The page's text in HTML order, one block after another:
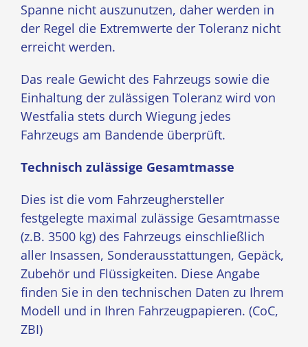
Spanne nicht auszunutzen, daher werden in
der Regel die Extremwerte der Toleranz nicht
erreicht werden.
Das reale Gewicht des Fahrzeugs sowie die
Einhaltung der zulässigen Toleranz wird von
Westfalia stets durch Wiegung jedes
Fahrzeugs am Bandende überprüft.
Technisch zulässige Gesamtmasse
Dies ist die vom Fahrzeughersteller
festgelegte maximal zulässige Gesamtmasse
(z.B. 3500 kg) des Fahrzeugs einschließlich
aller Insassen, Sonderausstattungen, Gepäck,
Zubehör und Flüssigkeiten. Diese Angabe
finden Sie in den technischen Daten zu Ihrem
Modell und in Ihren Fahrzeugpapieren. (CoC,
ZBI)